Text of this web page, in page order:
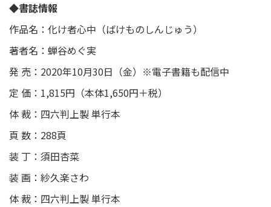
◆書誌情報
作品名：化け者心中（ばけものしんじゅう）
著者名：蝉谷めぐ実
発 売：2020年10月30日（金）※電子書籍も配信中
定 価：1,815円（本体1,650円＋税）
体 裁：四六判上製 単行本
頁 数：288頁
装 丁：須田杏菜
装 画：紗久楽さわ
体 裁：四六判上製 単行本